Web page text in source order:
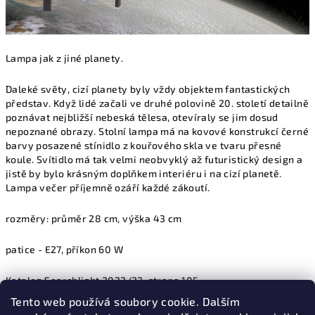
Tento web používá soubory cookie. Dalším
Lampa jak z jiné planety.
Daleké světy, cizí planety byly vždy objektem fantastických
představ. Když lidé začali ve druhé polovině 20. století detailně
poznávat nejbližší nebeská tělesa, otevíraly se jim dosud
nepoznané obrazy. Stolní lampa má na kovové konstrukcí černé
barvy posazené stínidlo z kouřového skla ve tvaru přesné
koule. Svítidlo má tak velmi neobvyklý až futuristický design a
jistě by bylo krásným doplňkem interiéru i na cizí planetě.
Lampa večer příjemně ozáří každé zákoutí.
rozměry: průměr 28 cm, výška 43 cm
patice - E27, příkon 60 W
Katalog Searchlight 2022/23, strana 105